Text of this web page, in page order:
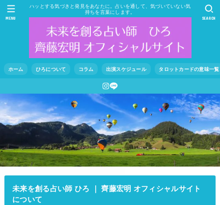
ハッとする気づきと発見をあなたに。占いを通して、気づいていない気
持ちを言葉にします。
ホーム ひろについて コラム 出演スケジュール タロットカードの意味一覧
SEARCH
MENU
未来を創る占い師 ひろ ｜ 齊藤宏明 オフィシャルサイト
について